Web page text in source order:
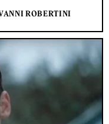
ROBERTINI